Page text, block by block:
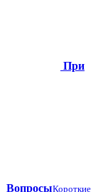
При
ВопросыКороткие